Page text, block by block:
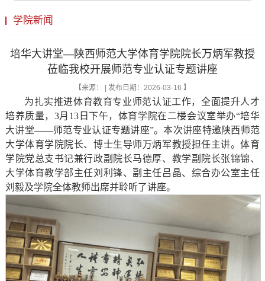
学院新闻
培华大讲堂—陕西师范大学体育学院院长万炳军教授
莅临我校开展师范专业认证专题讲座
【来源： | 发布日期：2026-03-16 】
为扎实推进体育教育专业师范认证工作，全面提升人才
培养质量，3月13日下午，体育学院在二楼会议室举办“培华
大讲堂——师范专业认证专题讲座”。本次讲座特邀陕西师范
大学体育学院院长、博士生导师万炳军教授担任主讲。体育
学院党总支书记兼行政副院长马德厚、教学副院长张锦锦、
大学体育教学部主任刘利锋、副主任吕晶、综合办公室主任
刘毅及学院全体教师出席并聆听了讲座。